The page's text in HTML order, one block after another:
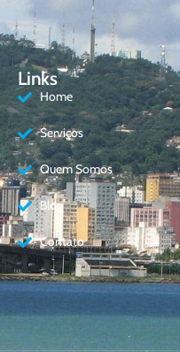
Links
Home
Serviços
Quem Somos
Blog
Contato